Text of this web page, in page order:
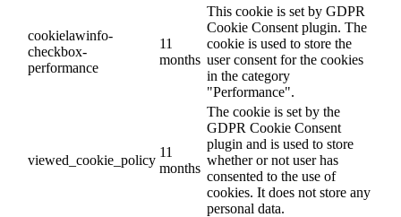
cookielawinfo-
checkbox-
performance
11
months
This cookie is set by GDPR
Cookie Consent plugin. The
cookie is used to store the
user consent for the cookies
in the category
"Performance".
viewed_cookie_policy
11
months
The cookie is set by the
GDPR Cookie Consent
plugin and is used to store
whether or not user has
consented to the use of
cookies. It does not store any
personal data.